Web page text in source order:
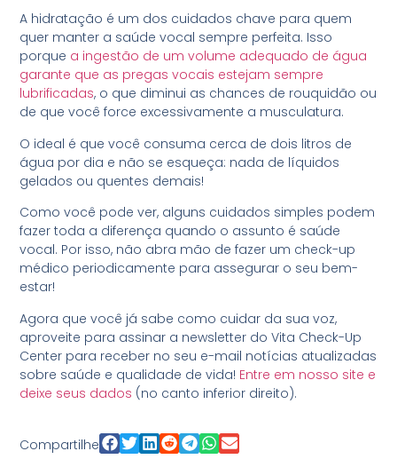
A hidratação é um dos cuidados chave para quem
quer manter a saúde vocal sempre perfeita. Isso
porque a ingestão de um volume adequado de água
garante que as pregas vocais estejam sempre
lubrificadas, o que diminui as chances de rouquidão ou
de que você force excessivamente a musculatura.
O ideal é que você consuma cerca de dois litros de
água por dia e não se esqueça: nada de líquidos
gelados ou quentes demais!
Como você pode ver, alguns cuidados simples podem
fazer toda a diferença quando o assunto é saúde
vocal. Por isso, não abra mão de fazer um check-up
médico periodicamente para assegurar o seu bem-
estar!
Agora que você já sabe como cuidar da sua voz,
aproveite para assinar a newsletter do Vita Check-Up
Center para receber no seu e-mail notícias atualizadas
sobre saúde e qualidade de vida! Entre em nosso site e
deixe seus dados (no canto inferior direito).
Compartilhe